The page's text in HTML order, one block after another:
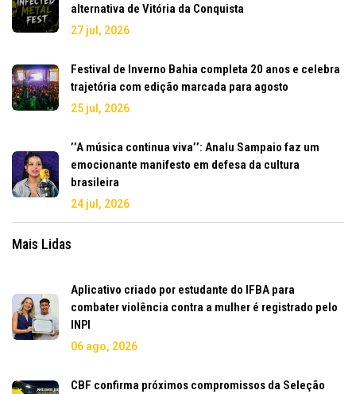
alternativa de Vitória da Conquista
27 jul, 2026
Festival de Inverno Bahia completa 20 anos e celebra
trajetória com edição marcada para agosto
25 jul, 2026
’’A música continua viva’’: Analu Sampaio faz um
emocionante manifesto em defesa da cultura
brasileira
24 jul, 2026
Mais Lidas
Aplicativo criado por estudante do IFBA para
combater violência contra a mulher é registrado pelo
INPI
06 ago, 2026
CBF confirma próximos compromissos da Seleção